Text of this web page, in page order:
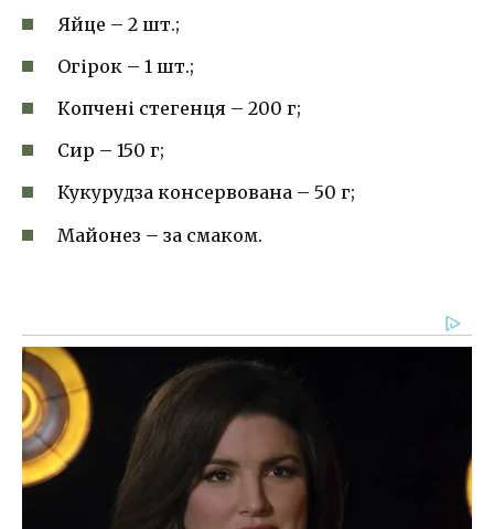
Яйце – 2 шт.;
Огірок – 1 шт.;
Копчені стегенця – 200 г;
Сир – 150 г;
Кукурудза консервована – 50 г;
Майонез – за смаком.